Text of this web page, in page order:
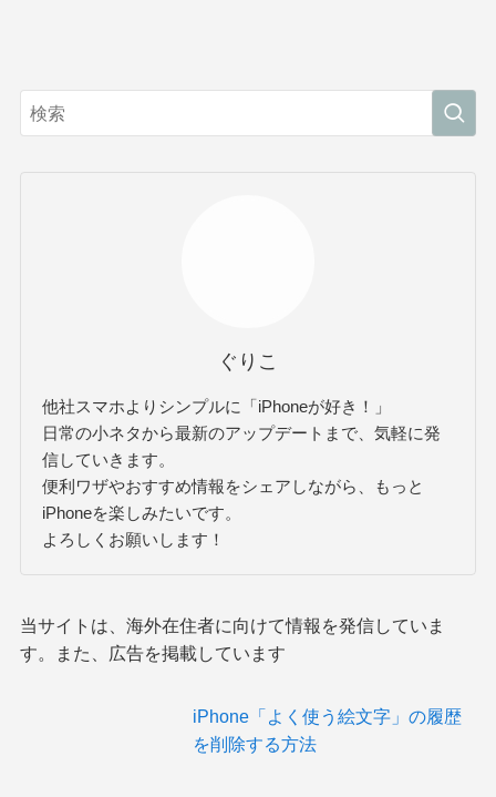
ぐりこ
他社スマホよりシンプルに「iPhoneが好き！」
日常の小ネタから最新のアップデートまで、気軽に発
信していきます。
便利ワザやおすすめ情報をシェアしながら、もっと
iPhoneを楽しみたいです。
よろしくお願いします！
当サイトは、海外在住者に向けて情報を発信していま
す。また、広告を掲載しています
iPhone「よく使う絵文字」の履歴
を削除する方法